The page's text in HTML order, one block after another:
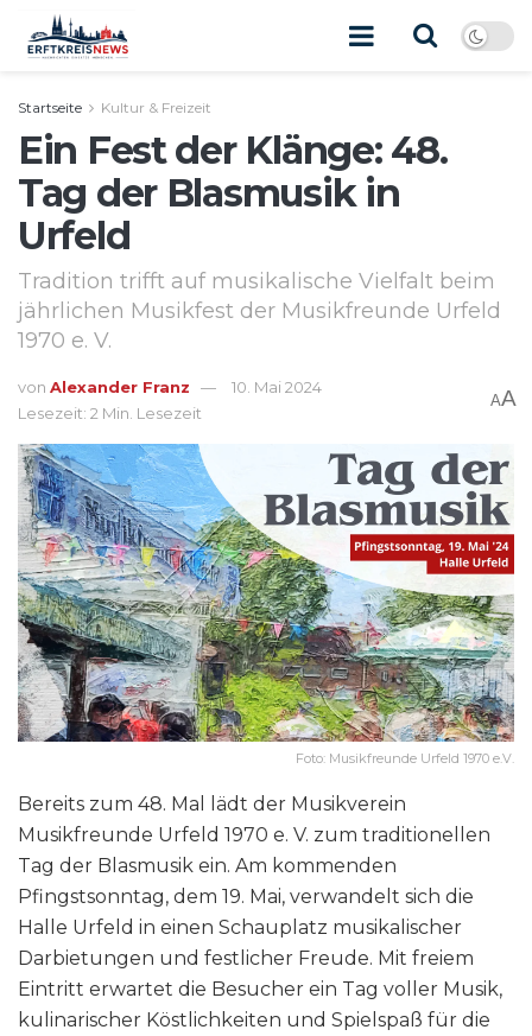
Startseite Kultur & Freizeit
Ein Fest der Klänge: 48.
Tag der Blasmusik in
Urfeld
Tradition trifft auf musikalische Vielfalt beim
jährlichen Musikfest der Musikfreunde Urfeld
1970 e. V.
von Alexander Franz
10. Mai 2024
Lesezeit: 2 Min. Lesezeit
AA
Foto: Musikfreunde Urfeld 1970 e.V.
Bereits zum 48. Mal lädt der Musikverein
Musikfreunde Urfeld 1970 e. V. zum traditionellen
Tag der Blasmusik ein. Am kommenden
Pfingstsonntag, dem 19. Mai, verwandelt sich die
Halle Urfeld in einen Schauplatz musikalischer
Darbietungen und festlicher Freude. Mit freiem
Eintritt erwartet die Besucher ein Tag voller Musik,
kulinarischer Köstlichkeiten und Spielspaß für die